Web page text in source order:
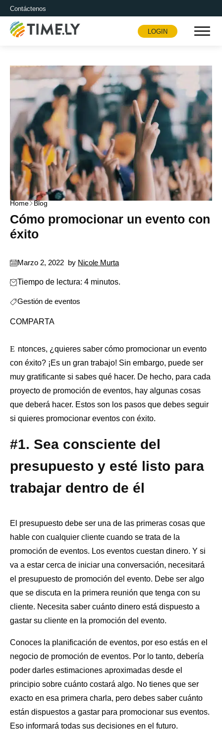
Contáctenos
Timely
LOGIN
Home Blog
Cómo promocionar un evento con
éxito
Marzo 2, 2022 by Nicole Murta
Tiempo de lectura: 4 minutos.
Gestión de eventos
COMPARTA
Entonces, ¿quieres saber cómo promocionar un evento
con éxito? ¡Es un gran trabajo! Sin embargo, puede ser
muy gratificante si sabes qué hacer. De hecho, para cada
proyecto de promoción de eventos, hay algunas cosas
que deberá hacer. Estos son los pasos que debes seguir
si quieres promocionar eventos con éxito.
#1. Sea consciente del
presupuesto y esté listo para
trabajar dentro de él
El presupuesto debe ser una de las primeras cosas que
hable con cualquier cliente cuando se trata de la
promoción de eventos. Los eventos cuestan dinero. Y si
va a estar cerca de iniciar una conversación, necesitará
el presupuesto de promoción del evento. Debe ser algo
que se discuta en la primera reunión que tenga con su
cliente. Necesita saber cuánto dinero está dispuesto a
gastar su cliente en la promoción del evento.
Conoces la planificación de eventos, por eso estás en el
negocio de promoción de eventos. Por lo tanto, debería
poder darles estimaciones aproximadas desde el
principio sobre cuánto costará algo. No tienes que ser
exacto en esa primera charla, pero debes saber cuánto
están dispuestos a gastar para promocionar sus eventos.
Eso informará todas sus decisiones en el futuro.